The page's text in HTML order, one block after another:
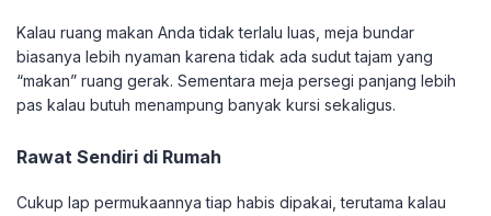
Kalau ruang makan Anda tidak terlalu luas, meja bundar
biasanya lebih nyaman karena tidak ada sudut tajam yang
“makan” ruang gerak. Sementara meja persegi panjang lebih
pas kalau butuh menampung banyak kursi sekaligus.
Rawat Sendiri di Rumah
Cukup lap permukaannya tiap habis dipakai, terutama kalau